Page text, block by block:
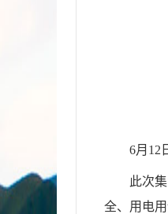
6月12
此次
全、用电